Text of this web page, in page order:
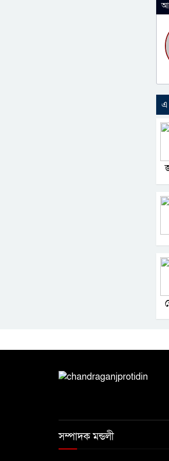
এ
সম্পাদক মন্ডলী